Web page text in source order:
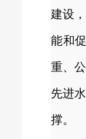
建设
能和
重、
先进
撑。